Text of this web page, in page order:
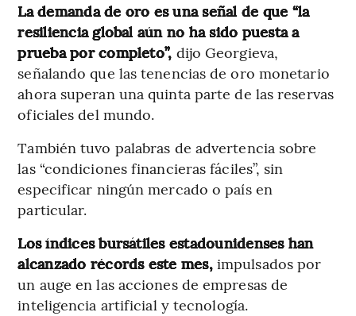
La demanda de oro es una señal de que “la
resiliencia global aún no ha sido puesta a
prueba por completo”, dijo Georgieva,
señalando que las tenencias de oro monetario
ahora superan una quinta parte de las reservas
oficiales del mundo.
También tuvo palabras de advertencia sobre
las “condiciones financieras fáciles”, sin
especificar ningún mercado o país en
particular.
Los índices bursátiles estadounidenses han
alcanzado récords este mes,impulsados ​​por
un auge en las acciones de empresas de
inteligencia artificial y tecnología.